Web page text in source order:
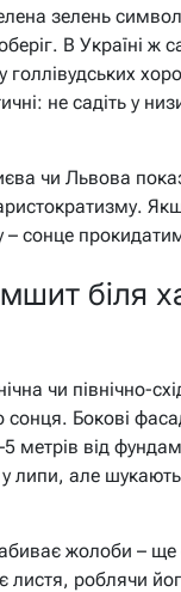
зелень
В Україні ж
голлівудських
не садіть у
чи Львова
– сонце
біля
чи північно-
Бокові
метрів від
липи, але
жолоби – ще
листя, роблячи